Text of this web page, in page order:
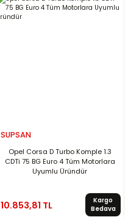
SUPSAN
Opel Corsa D Turbo Komple 1.3
CDTi 75 BG Euro 4 Tüm Motorlara
Uyumlu Üründür
10.853,81 TL
Kargo
Bedava